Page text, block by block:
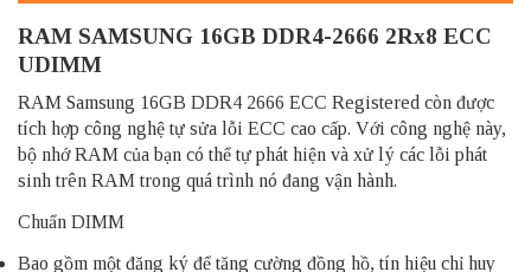
RAM SAMSUNG 16GB DDR4-2666 2Rx8 ECC
UDIMM
RAM Samsung 16GB DDR4 2666 ECC Registered còn được
tích hợp công nghệ tự sửa lỗi ECC cao cấp. Với công nghệ này,
bộ nhớ RAM của bạn có thể tự phát hiện và xử lý các lỗi phát
sinh trên RAM trong quá trình nó đang vận hành.
Chuẩn DIMM
Bao gồm một đăng ký để tăng cường đồng hồ, tín hiệu chỉ huy